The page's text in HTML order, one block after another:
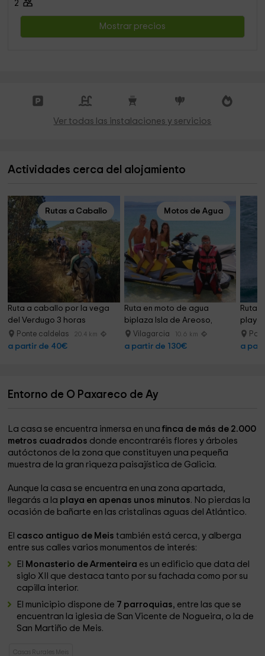
2
Mostrar precios
Ver todas las instalaciones y servicios
Actividades cerca del alojamiento
Rutas a Caballo
Ruta a caballo por la vega
del Verdugo 3 horas
Ponte caldelas 20.4 km
a partir de 40€
Motos de Agua
Ruta en moto de agua
biplaza Isla de Areoso,
80min
Vilagarcia 10.6 km
a partir de 130€
Ruta
playa
a
Entorno de O Paxareco de Ay
La casa se encuentra inmersa en una finca de más de 2.000
metros cuadrados donde encontraréis flores y árboles
autóctonos de la zona que constituyen una pequeña
muestra de la gran riqueza paisajística de Galicia.
Aunque la casa se encuentra en una zona apartada,
llegarás a la playa en apenas unos minutos. No pierdas la
ocasión de bañarte en las cristalinas aguas del Atlántico.
El casco antiguo de Meis también está cerca, y alberga
entre sus calles varios monumentos de interés:
El
Monasterio de Armenteira es un edificio que data del
siglo XII que destaca tanto por su fachada como por su
capilla interior.
El municipio dispone de 7 parroquias, entre las que se
encuentran la iglesia de San Vicente de Nogueira, o la de
San Martiño de Meis.
Casas Rurales Meis